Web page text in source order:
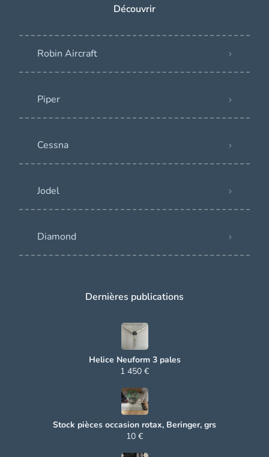
Découvrir
Robin Aircraft
Piper
Cessna
Jodel
Diamond
Dernières publications
Helice Neuform 3 pales
1 450 €
Stock pièces occasion rotax, Beringer, grs
10 €